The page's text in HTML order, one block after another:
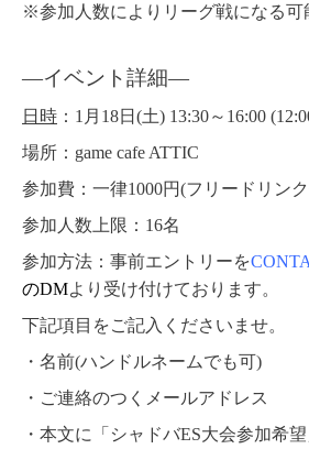
※参加人数によりリーグ戦になる可
―イベント詳細―
日時 ：1月18日(土) 13:30～16:00
場所 ：game cafe ATTIC
参加費 ：一律1000円(フリードリン
参加人数上限 ：16名
参加方法 ： 事前エントリーを
のDMより受け付けております。
下記項目をご記入くださいませ。
・名前(ハンドルネームでも可)
・ご連絡のつくメールアドレス
・本文に「シャドバES大会参加希